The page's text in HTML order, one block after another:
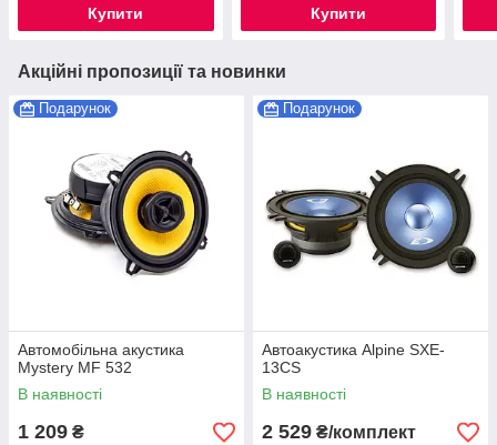
Купити Купити
Акційні пропозиції та новинки
Подарунок
Автомобільна акустика
Mystery MF 532
В наявності
1 209 ₴
Подарунок
Автоакустика Alpine SXE-
13CS
В наявності
2 529 ₴/комплект